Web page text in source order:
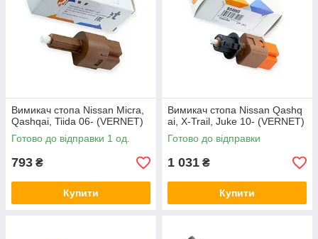
Вимикач стопа Nissan Micra,
Qashqai, Tiida 06- (VERNET)
Готово до відправки 1 од.
793 ₴
Купити
Вимикач стопа Nissan Qashq
ai, X-Trail, Juke 10- (VERNET)
Готово до відправки
1 031 ₴
Купити